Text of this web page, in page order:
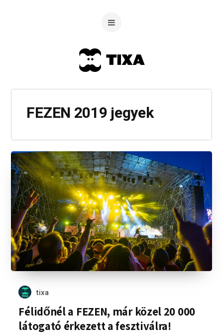
FEZEN 2019 jegyek
tixa
Félidőnél a FEZEN, már közel 20 000
látogató érkezett a fesztiválra!